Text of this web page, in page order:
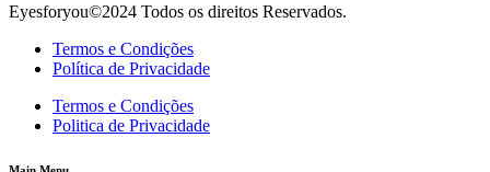
Eyesforyou©2024 Todos os direitos Reservados.
Termos e Condições
Política de Privacidade
Termos e Condições
Politica de Privacidade